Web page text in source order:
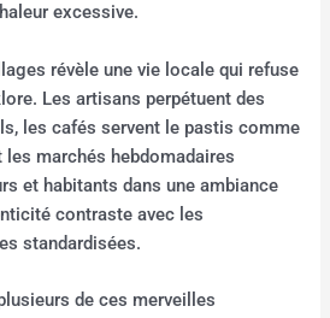
excessive.
révèle une vie locale qui refuse
Les artisans perpétuent des
les cafés servent le pastis comme
marchés hebdomadaires
et habitants dans une ambiance
contraste avec les
standardisées.
de ces merveilles